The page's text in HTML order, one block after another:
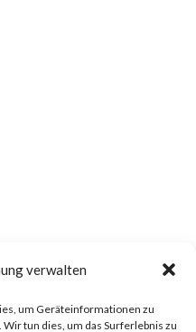
verwalten
um Geräteinformationen zu
tun dies, um das Surferlebnis zu